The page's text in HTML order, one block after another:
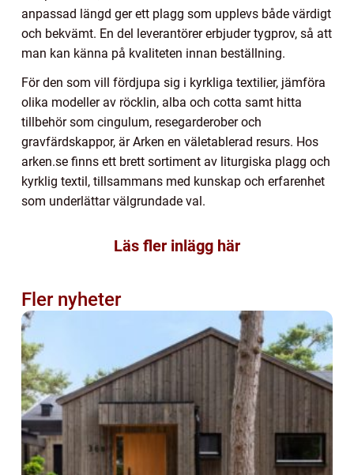
anpassad längd ger ett plagg som upplevs både värdigt
och bekvämt. En del leverantörer erbjuder tygprov, så att
man kan känna på kvaliteten innan beställning.
För den som vill fördjupa sig i kyrkliga textilier, jämföra
olika modeller av röcklin, alba och cotta samt hitta
tillbehör som cingulum, resegarderober och
gravfärdskappor, är Arken en väletablerad resurs. Hos
arken.se finns ett brett sortiment av liturgiska plagg och
kyrklig textil, tillsammans med kunskap och erfarenhet
som underlättar välgrundade val.
Läs fler inlägg här
Fler nyheter